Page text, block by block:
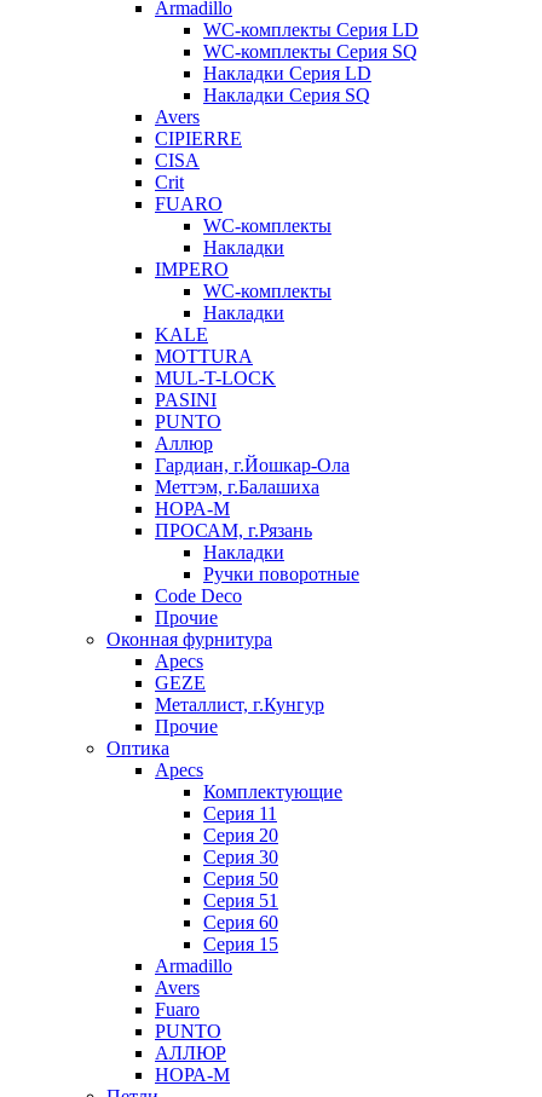
Armadillo
WC-комплекты Серия LD
WC-комплекты Серия SQ
Накладки Серия LD
Накладки Серия SQ
Avers
CIPIERRE
CISA
Crit
FUARO
WC-комплекты
Накладки
IMPERO
WC-комплекты
Накладки
KALE
MOTTURA
MUL-T-LOCK
PASINI
PUNTO
Аллюр
Гардиан, г.Йошкар-Ола
Меттэм, г.Балашиха
НОРА-М
ПРОСАМ, г.Рязань
Накладки
Ручки поворотные
Code Deco
Прочие
Оконная фурнитура
Apecs
GEZE
Металлист, г.Кунгур
Прочие
Оптика
Apecs
Комплектующие
Серия 11
Серия 20
Серия 30
Серия 50
Серия 51
Серия 60
Серия 15
Armadillo
Avers
Fuaro
PUNTO
АЛЛЮР
НОРА-М